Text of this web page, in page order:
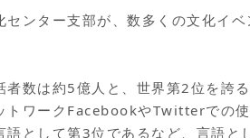
ンター支部が、数多くの文化イ
者数は約5億人と、世界第2位を誇
トワークFacebookやTwitterでの
として第3位であるなど、言語と